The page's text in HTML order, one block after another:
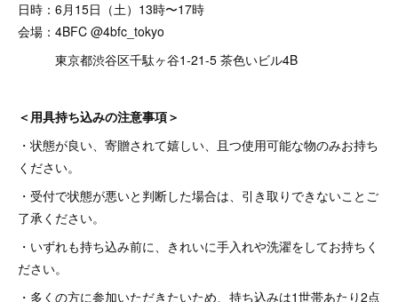
日時：6月15日（土）13時〜17時
会場：4BFC @4bfc_tokyo
東京都渋谷区千駄ヶ谷1-21-5 茶色いビル4B
＜用具持ち込みの注意事項＞
・状態が良い、寄贈されて嬉しい、且つ使用可能な物のみお持ち
ください。
・受付で状態が悪いと判断した場合は、引き取りできないことご
了承ください。
・いずれも持ち込み前に、きれいに手入れや洗濯をしてお持ちく
ださい。
・多くの方に参加いただきたいため、持ち込みは1世帯あたり2点